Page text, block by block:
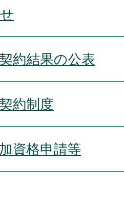
約結果の公表
約制度
資格申請等